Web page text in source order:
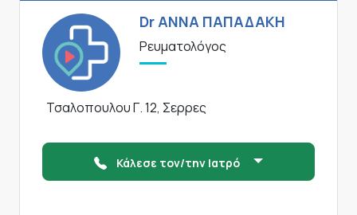
Dr ΑΝΝΑ ΠΑΠΑΔΑΚΗ
Ρευματολόγος
Τσαλοπουλου Γ. 12, Σερρες
Κάλεσε τον/την Ιατρό